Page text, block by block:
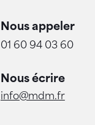
Nous appeler
01 60 94 03 60
Nous écrire
info@mdm.fr